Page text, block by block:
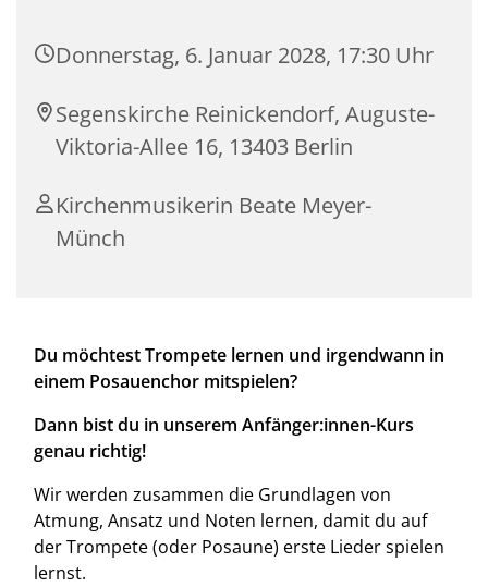
Donnerstag, 6. Januar 2028, 17:30 Uhr
Segenskirche Reinickendorf, Auguste-
Viktoria-Allee 16, 13403 Berlin
Kirchenmusikerin Beate Meyer-
Münch
Du möchtest Trompete lernen und irgendwann in
einem Posauenchor mitspielen?
Dann bist du in unserem Anfänger:innen-Kurs
genau richtig!
Wir werden zusammen die Grundlagen von
Atmung, Ansatz und Noten lernen, damit du auf
der Trompete (oder Posaune) erste Lieder spielen
lernst.